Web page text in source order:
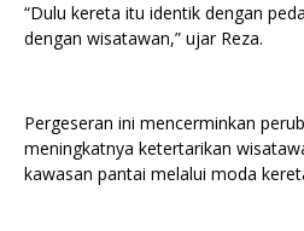
“Dulu kereta itu identik dengan
dengan wisatawan,” ujar Reza.
Pergeseran ini mencerminkan
meningkatnya ketertarikan
kawasan pantai melalui moda